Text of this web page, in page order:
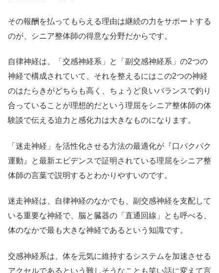
その報酬を払ってもらえる理由は継続の力をサポートする
のが、シニア整体師の得意な分野だからです。
自律神経は、「交感神経系」と「副交感神経系」の2つの
神経で構成されていて、それを整えるにはこの2つの神経
のはたらきがどちらも高く、ちょうど良いバランスで釣り
合っていることが理想的だという理屈をシニア整体師の体
験談で伝える迫力と感化力は大きなものになります。
「迷走神経」を活性化させる方法の最適化が『口パクパク
運動』と最新エビデンスで証明されている理屈をシニア整
体師の言葉で説明するとわかりやすいのです。
迷走神経は、自律神経のなかでも、副交感神経を支配して
いる重要な神経で、脳と臓器の「直通回線」とも呼べる、
体のなかで最も大きな神経であるという知識です。
交感神経系は、体を元気に維持するシステムを加速させる
アクセルであるという難しそうなことも笑い話に変えて言